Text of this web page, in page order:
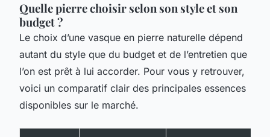
Quelle pierre choisir selon son style et son
budget ?
Le choix d’une vasque en pierre naturelle dépend
autant du style que du budget et de l’entretien que
l’on est prêt à lui accorder. Pour vous y retrouver,
voici un comparatif clair des principales essences
disponibles sur le marché.